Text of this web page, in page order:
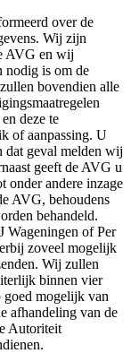
over de
Wij zijn
AVG en wij
nodig is om de
bovendien alle
deze te
of aanpassing. U
dat geval melden wij
geeft de AVG u
onder andere inzage
AVG, behoudens
behandeld.
Wageningen of Per
zoveel mogelijk
Wij zullen
binnen vier
goed mogelijk van
afhandeling van de
Autoriteit